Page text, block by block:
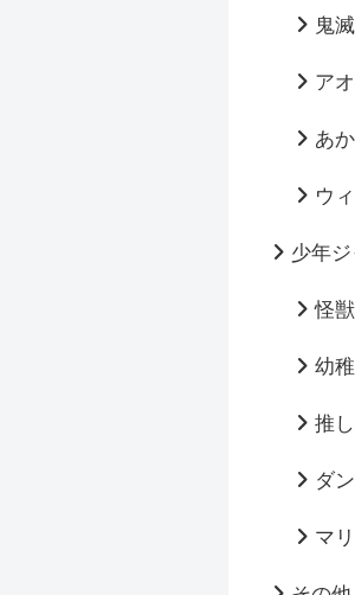
鬼
ア
あ
ウ
少年ジ
怪
幼
推
ダ
マ